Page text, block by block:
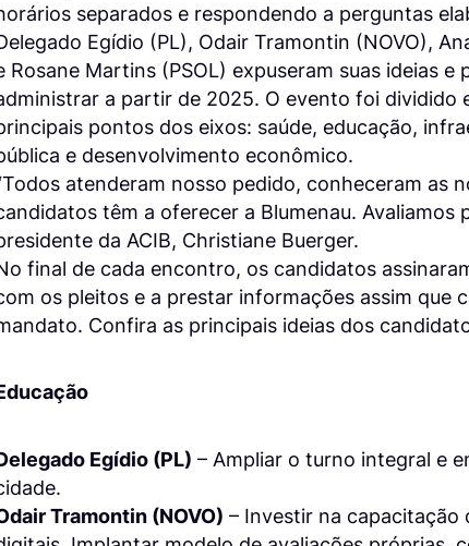
separados e respondendo a perguntas
Egídio (PL), Odair Tramontin (NOVO),
Rosane Martins (PSOL) expuseram suas ideias e
a partir de 2025. O evento foi dividido
pontos dos eixos: saúde, educação,
e desenvolvimento econômico.
atenderam nosso pedido, conheceram as
têm a oferecer a Blumenau. Avaliamos
da ACIB, Christiane Buerger.
final de cada encontro, os candidatos
os pleitos e a prestar informações assim que
Confira as principais ideias dos
Egídio (PL) – Ampliar o turno integral e
Tramontin (NOVO) – Investir na capacitação